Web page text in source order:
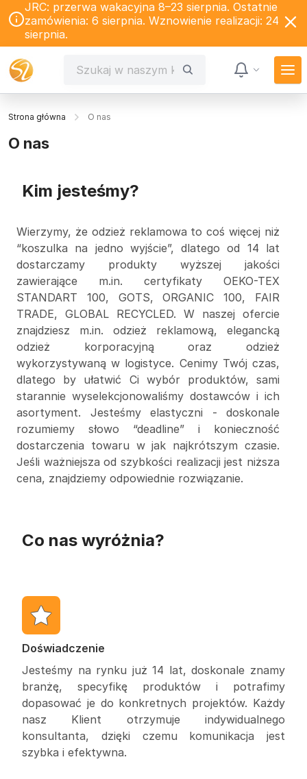
JRC: przerwa wakacyjna 8–23 sierpnia. Ostatnie
zamówienia: 6 sierpnia. Wznowienie realizacji: 24
sierpnia.
Strona główna O nas
O nas
Kim jesteśmy?
Wierzymy, że odzież reklamowa to coś więcej niż
“koszulka na jedno wyjście”, dlatego od 14 lat
dostarczamy produkty wyższej jakości
zawierające m.in. certyfikaty OEKO-TEX
STANDART 100, GOTS, ORGANIC 100, FAIR
TRADE, GLOBAL RECYCLED. W naszej ofercie
znajdziesz m.in. odzież reklamową, elegancką
odzież korporacyjną oraz odzież
wykorzystywaną w logistyce. Cenimy Twój czas,
dlatego by ułatwić Ci wybór produktów, sami
starannie wyselekcjonowaliśmy dostawców i ich
asortyment. Jesteśmy elastyczni - doskonale
rozumiemy słowo “deadline” i konieczność
dostarczenia towaru w jak najkrótszym czasie.
Jeśli ważniejsza od szybkości realizacji jest niższa
cena, znajdziemy odpowiednie rozwiązanie.
Co nas wyróżnia?
Doświadczenie
Jesteśmy na rynku już 14 lat, doskonale znamy
branżę, specyfikę produktów i potrafimy
dopasować je do konkretnych projektów. Każdy
nasz Klient otrzymuje indywidualnego
konsultanta, dzięki czemu komunikacja jest
szybka i efektywna.